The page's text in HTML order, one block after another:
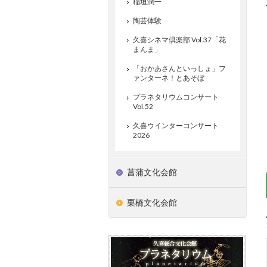
陶芸体験
久喜シネマ倶楽部 Vol.37「花
まんま」
「おかあさんといっしょ」フ
ァンターネ！とあそぼ
プラネタリウムコンサート
Vol.52
久喜ウインターコンサート
2026
菖蒲文化会館
栗橋文化会館